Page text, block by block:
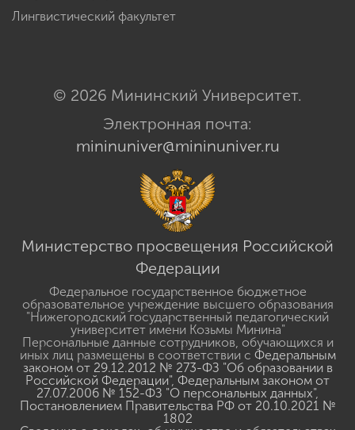
Лингвистический факультет
© 2026 Мининский Университет.
Электронная почта:
mininuniver@mininuniver.ru
Министерство просвещения Российской
Федерации
Федеральное государственное бюджетное
образовательное учреждение высшего образования
"Нижегородский государственный педагогический
университет имени Козьмы Минина"
Персональные данные сотрудников, обучающихся и
иных лиц размещены в соответствии с Федеральным
законом от 29.12.2012 № 273-ФЗ "Об образовании в
Российской Федерации", Федеральным законом от
27.07.2006 № 152-ФЗ "О персональных данных",
Постановлением Правительства РФ от 20.10.2021 №
1802